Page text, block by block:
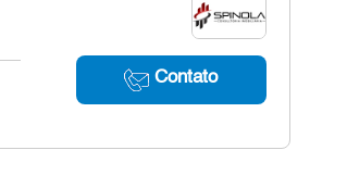
Contato